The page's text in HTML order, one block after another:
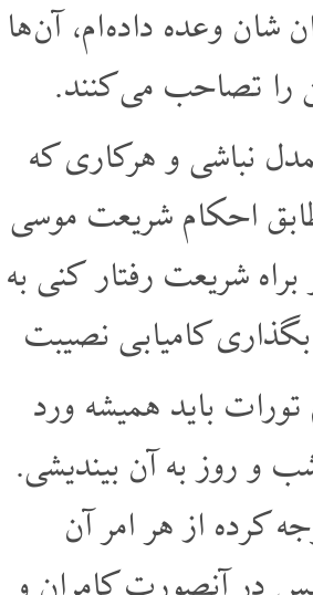
شان وعده داده ام، آن ها
را تصاحب می کنند.
نباشی و هرکاری که
احکام شریعت موسی
شریعت رفتار کنی به
کامیابی نصیبت
باید همیشه ورد
و روز به آن بیندیشی.
کرده از هر امر آن